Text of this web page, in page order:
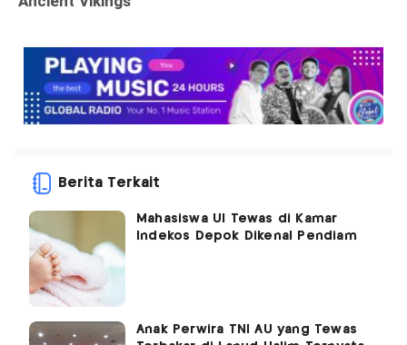
Berita Terkait
Mahasiswa UI Tewas di Kamar
Indekos Depok Dikenal Pendiam
Anak Perwira TNI AU yang Tewas